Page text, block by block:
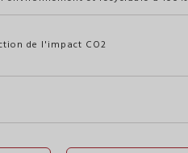
de l'impact CO2